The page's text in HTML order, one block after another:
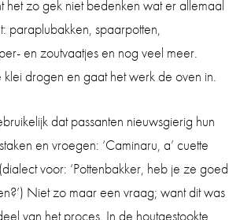
het zo gek niet bedenken wat er allemaal
paraplubakken, spaarpotten,
en zoutvaatjes en nog veel meer.
drogen en gaat het werk de oven in.
dat passanten nieuwsgierig hun
en vroegen: ‘Caminaru, a’ cuette
voor: ‘Pottenbakker, heb je ze goed
Niet zo maar een vraag; want dit was
van het proces. In de houtgestookte